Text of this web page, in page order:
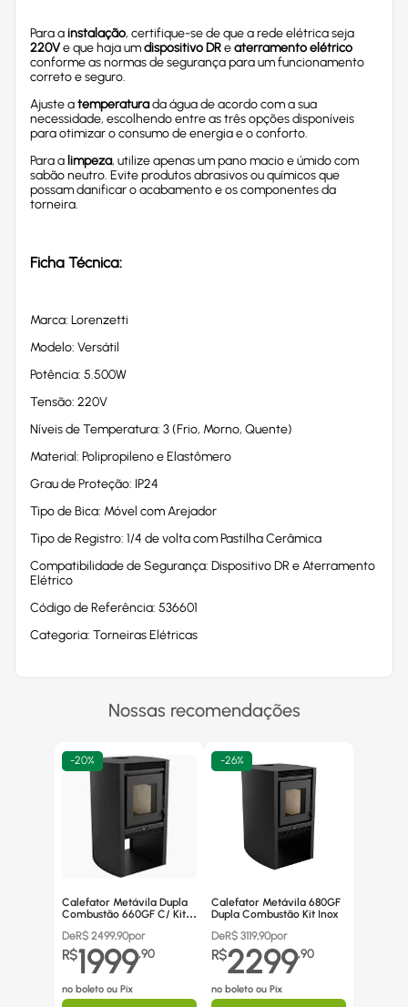
Para ainstalação, certifique-se de que a rede elétrica seja
220Ve que haja umdispositivo DReaterramento elétrico
conforme as normas de segurança para um funcionamento
correto e seguro.
Ajuste atemperaturada água de acordo com a sua
necessidade, escolhendo entre as três opções disponíveis
para otimizar o consumo de energia e o conforto.
Para a limpeza, utilize apenas um pano macio e úmido com
sabão neutro. Evite produtos abrasivos ou químicos que
possam danificar o acabamento e os componentes da
torneira.
Ficha Técnica:
Marca: Lorenzetti
Modelo: Versátil
Potência: 5.500W
Tensão: 220V
Níveis de Temperatura: 3 (Frio, Morno, Quente)
Material: Polipropileno e Elastômero
Grau de Proteção: IP24
Tipo de Bica: Móvel com Arejador
Tipo de Registro: 1/4 de volta com Pastilha Cerâmica
Compatibilidade de Segurança: Dispositivo DR e Aterramento
Elétrico
Código de Referência: 536601
Categoria: Torneiras Elétricas
Nossas recomendações
-20%
Calefator Metávila Dupla
Combustão 660GF C/ Kit
DeR$ 2499,90por
R$1999,90
no boleto ou Pix
-26%
Calefator Metávila 680GF
Dupla Combustão Kit Inox
DeR$ 3119,90por
R$2299,90
no boleto ou Pix